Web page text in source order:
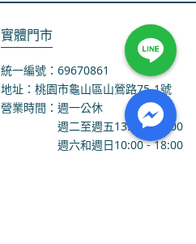
實體門市
統一編號：69670861
地址：桃園市龜山區山鶯路75-1號
營業時間：週一公休
週二至週五13:00 - 18:00
週六和週日10:00 - 18:00